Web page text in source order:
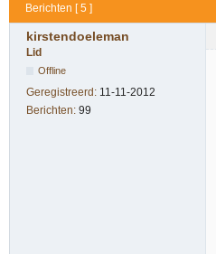
Berichten [ 5 ]
kirstendoeleman
Lid
Offline
Geregistreerd: 11-11-2012
Berichten: 99